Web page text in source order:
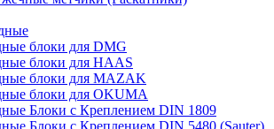
блоки для DMG
блоки для HAAS
блоки для MAZAK
блоки для OKUMA
Блоки с Креплением DIN 1809
Блоки с Креплением DIN 5480 (Sauter)